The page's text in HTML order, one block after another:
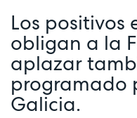
Los positivos
obligan a la
aplazar
programado
Galicia.